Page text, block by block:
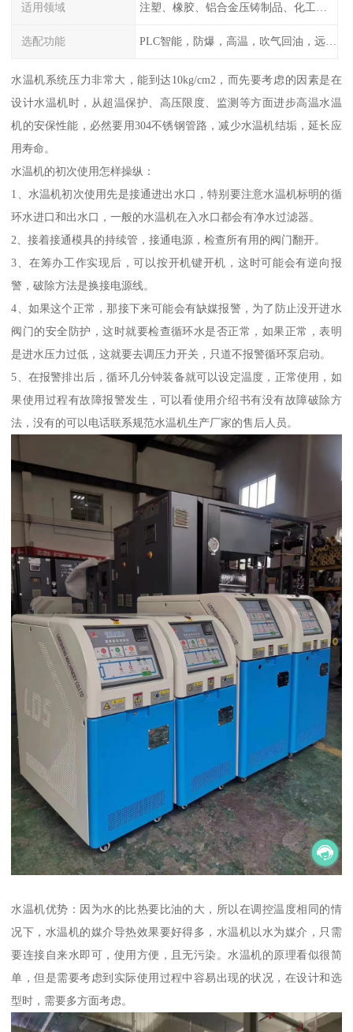
适用领域 注塑、橡胶、铝合金压铸制品、化工制药厂家、注塑机、压铸机、反应釜、热压机配套
选配功能 PLC智能，防爆，高温，吹气回油，远程通讯，云端数据存储，多点温控等等
水温机系统压力非常大，能到达10kg/cm2，而先要考虑的因素是在
设计水温机时，从超温保护、高压限度、监测等方面进步高温水温
机的安保性能，必然要用304不锈钢管路，减少水温机结垢，延长应
用寿命。
水温机的初次使用怎样操纵：
1、水温机初次使用先是接通进出水口，特别要注意水温机标明的循
环水进口和出水口，一般的水温机在入水口都会有净水过滤器。
2、接着接通模具的持续管，接通电源，检查所有用的阀门翻开。
3、在筹办工作实现后，可以按开机键开机，这时可能会有逆向报
警，破除方法是换接电源线。
4、如果这个正常，那接下来可能会有缺媒报警，为了防止没开进水
阀门的安全防护，这时就要检查循环水是否正常，如果正常，表明
是进水压力过低，这就要去调压力开关，只道不报警循环泵启动。
5、在报警排出后，循环几分钟装备就可以设定温度，正常使用，如
果使用过程有故障报警发生，可以看使用介绍书有没有故障破除方
法，没有的可以电话联系规范水温机生产厂家的售后人员。
水温机优势：因为水的比热要比油的大，所以在调控温度相同的情
况下，水温机的媒介导热效果要好得多，水温机以水为媒介，只需
要连接自来水即可，使用方便，且无污染。水温机的原理看似很简
单，但是需要考虑到实际使用过程中容易出现的状况，在设计和选
型时，需要多方面考虑。